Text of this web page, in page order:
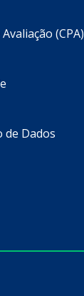
(CPA)
de Dados